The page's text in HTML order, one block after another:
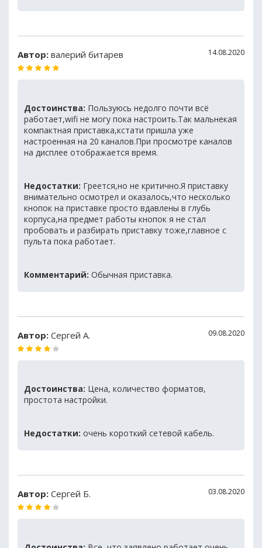
Автор: валерий битарев 14.08.2020
Достоинства: Пользуюсь недолго почти всё
работает,wifi не могу пока настроить.Так мальнекая
компактная приставка,кстати пришла уже
настроенная на 20 каналов.При просмотре каналов
на дисплее отображается время.
Недостатки: Греется,но не критично.Я приставку
внимательно осмотрел и оказалось,что несколько
кнопок на приставке просто вдавлены в глубь
корпуса,на предмет работы кнопок я не стал
пробовать и разбирать приставку тоже,главное с
пульта пока работает.
Комментарий: Обычная приставка.
Автор: Сергей А. 09.08.2020
Достоинства: Цена, количество форматов,
простота настройки.
Недостатки: очень короткий сетевой кабель.
Автор: Сергей Б. 03.08.2020